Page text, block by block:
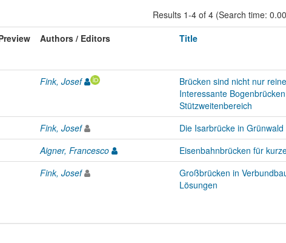
Results 1-4 of 4 (Search time:
Authors / Editors Title
Fink, Josef
Brücken sind nicht nur
Interessante
Stützweitenbereich
Fink, Josef Die Isarbrücke in Grünwald
Aigner, Francesco Eisenbahnbrücken für
Fink, Josef
Großbrücken in
Lösungen